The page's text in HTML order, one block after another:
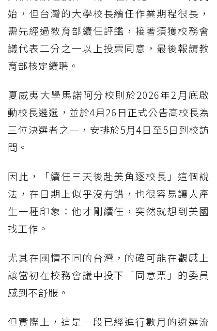
始，但台灣的大學校長續任作業期程很長，
需先經過教育部續任評鑑，接著須獲校務會
議代表二分之一以上投票同意，最後報請教
育部核定續聘。
夏威夷大學馬諾阿分校則於2026年2月底啟
動校長遴選，並於4月26日正式公告高校長為
三位決選者之一，安排於5月4日至5日到校訪
問。
因此，「續任三天後赴美角逐校長」這個說
法，在日期上似乎沒有錯，也很容易讓人產
生一種印象：他才剛續任，突然就想到美國
找工作。
尤其在國情不同的台灣，的確可能在觀感上
讓當初在校務會議中投下「同意票」的委員
感到不舒服。
但實際上，這是一段已經進行數月的遴選流